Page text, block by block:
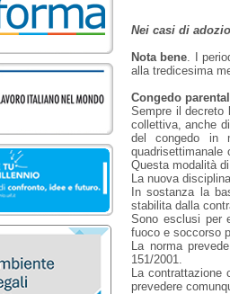
Nei casi di
Nota bene. I
alla tredicesima
Congedo
Sempre il decreto
collettiva, anche
del congedo in
Questa modalità
La nuova
In sostanza la
stabilita dalla
Sono esclusi per
fuoco e soccorso
La norma
151/2001.
La contrattazione
prevedere